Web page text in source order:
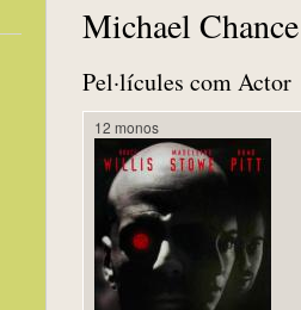
Michael Chance
Pel·lícules com Actor
12 monos